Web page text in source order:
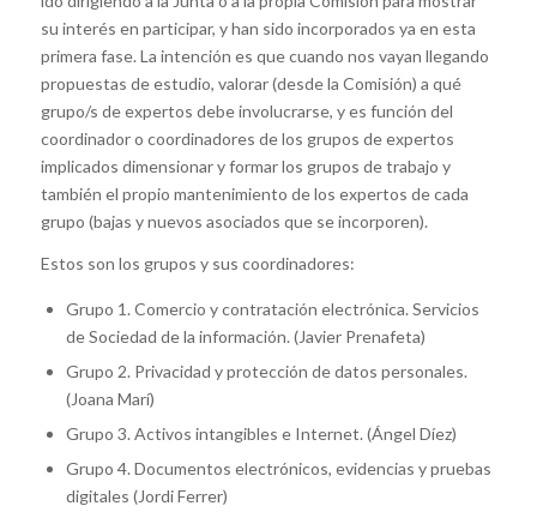
su interés en participar, y han sido incorporados ya en esta
primera fase. La intención es que cuando nos vayan llegando
propuestas de estudio, valorar (desde la Comisión) a qué
grupo/s de expertos debe involucrarse, y es función del
coordinador o coordinadores de los grupos de expertos
implicados dimensionar y formar los grupos de trabajo y
también el propio mantenimiento de los expertos de cada
grupo (bajas y nuevos asociados que se incorporen).
Estos son los grupos y sus coordinadores:
Grupo 1. Comercio y contratación electrónica. Servicios
de Sociedad de la información. (Javier Prenafeta)
Grupo 2. Privacidad y protección de datos personales.
(Joana Marí)
Grupo 3. Activos intangibles e Internet. (Ángel Díez)
Grupo 4. Documentos electrónicos, evidencias y pruebas
digitales (Jordi Ferrer)